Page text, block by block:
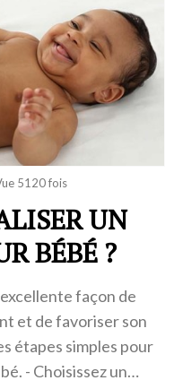
5120 fois
UN
BÉBÉ ?
façon de
et de favoriser son
étapes simples pour
- Choisissez un…